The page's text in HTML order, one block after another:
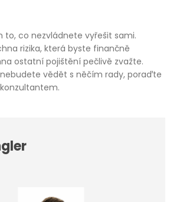
to, co nezvládnete vyřešit sami.
rizika, která byste finančně
ostatní pojištění pečlivě zvažte.
nebudete vědět s něčím rady, poraďte